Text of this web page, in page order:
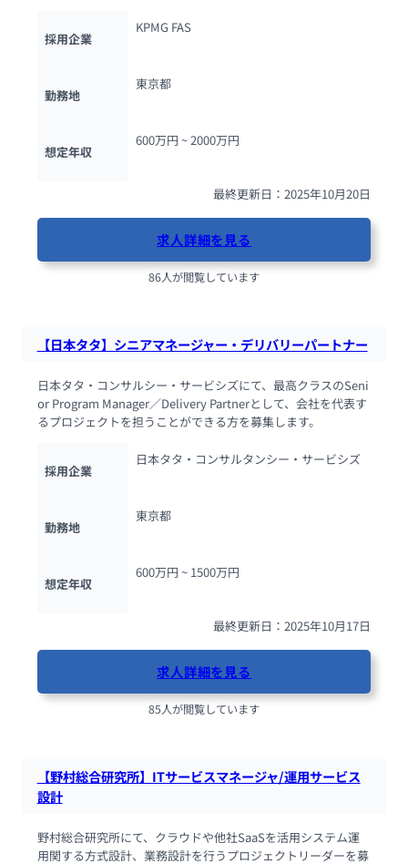
採用企業
KPMG FAS
勤務地
東京都
想定年収
600万円 ~ 2000万円
最終更新日：2025年10月20日
求人詳細を見る
86人が閲覧しています
【日本タタ】シニアマネージャー・デリバリーパートナー
日本タタ・コンサルシー・サービシズにて、最高クラスのSeni
or Program Manager／Delivery Partnerとして、会社を代表す
るプロジェクトを担うことができる方を募集します。
採用企業
日本タタ・コンサルタンシー・サービシズ
勤務地
東京都
想定年収
600万円 ~ 1500万円
最終更新日：2025年10月17日
求人詳細を見る
85人が閲覧しています
【野村総合研究所】ITサービスマネージャ/運用サービス
設計
野村総合研究所にて、クラウドや他社SaaSを活用システム運
用関する方式設計、業務設計を行うプロジェクトリーダーを募